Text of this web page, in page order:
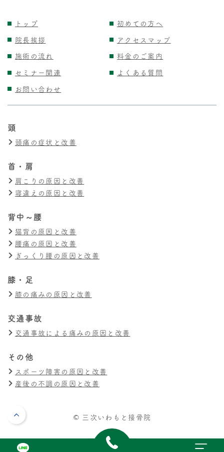
トップ
初めての方へ
院長挨拶
アクセスマップ
施術の流れ
料金のご案内
セミナー関連
よくある質問
お問い合わせ
頭
頭痛の症状と改善
首・肩
肩こりの原因と改善
寝違えの原因と改善
背中～腰
猫背の原因と改善
腰痛の原因と改善
ぎっくり腰の原因と改善
膝・足
膝の痛みの原因と改善
交通事故
交通事故による痛みの原因と改善
その他
スポーツ障害の原因と改善
産後の不調の原因と改善
© 三次いわもと接骨院